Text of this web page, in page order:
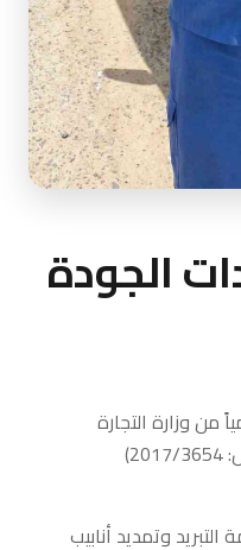
الجودة
منوزارة التجارة
وتمديد أنابيب